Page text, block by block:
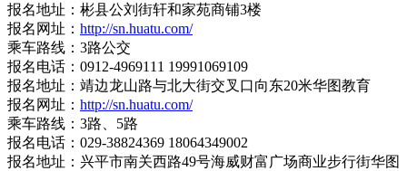
报名地址：彬县公刘街轩和家苑商铺3楼
报名网址： http://sn.huatu.com/
乘车路线：3路公交
报名电话：0912-4969111 19991069109
报名地址：靖边龙山路与北大街交叉口向东20米华图教育
报名网址： http://sn.huatu.com/
乘车路线：3路、5路
报名电话：029-38824369 18064349002
报名地址：兴平市南关西路49号海威财富广场商业步行街华图